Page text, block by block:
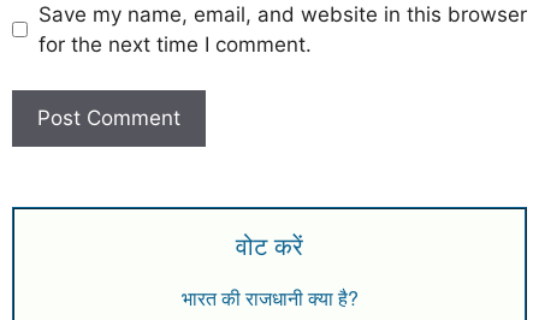
Save my name, email, and website in this browser
for the next time I comment.
वोट करें
भारत की राजधानी क्या है?